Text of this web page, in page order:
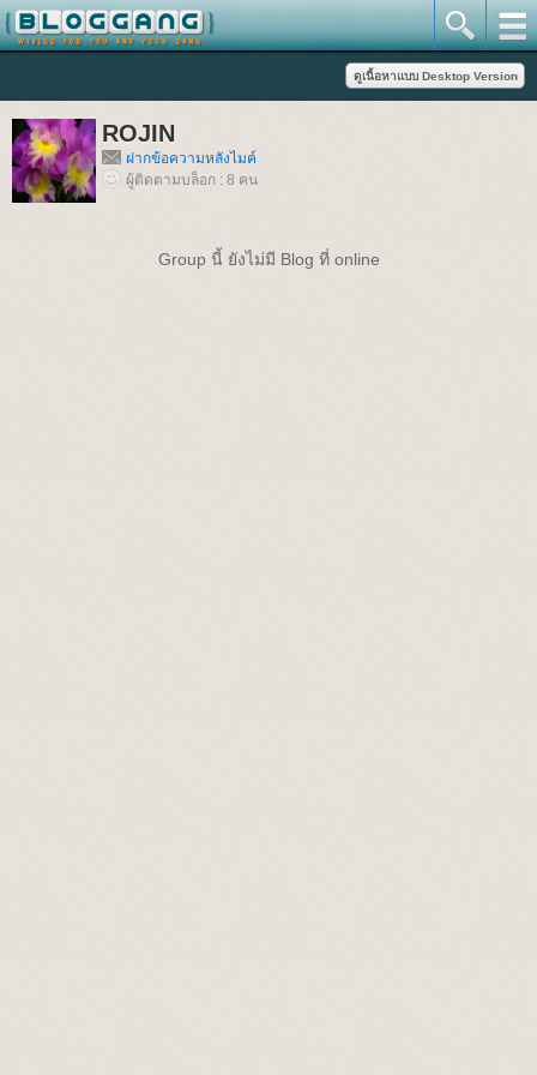
ROJIN
ฝากข้อความหลังไมค์
ผู้ติดตามบล็อก : 8 คน
Group นี้ ยังไม่มี Blog ที่ online